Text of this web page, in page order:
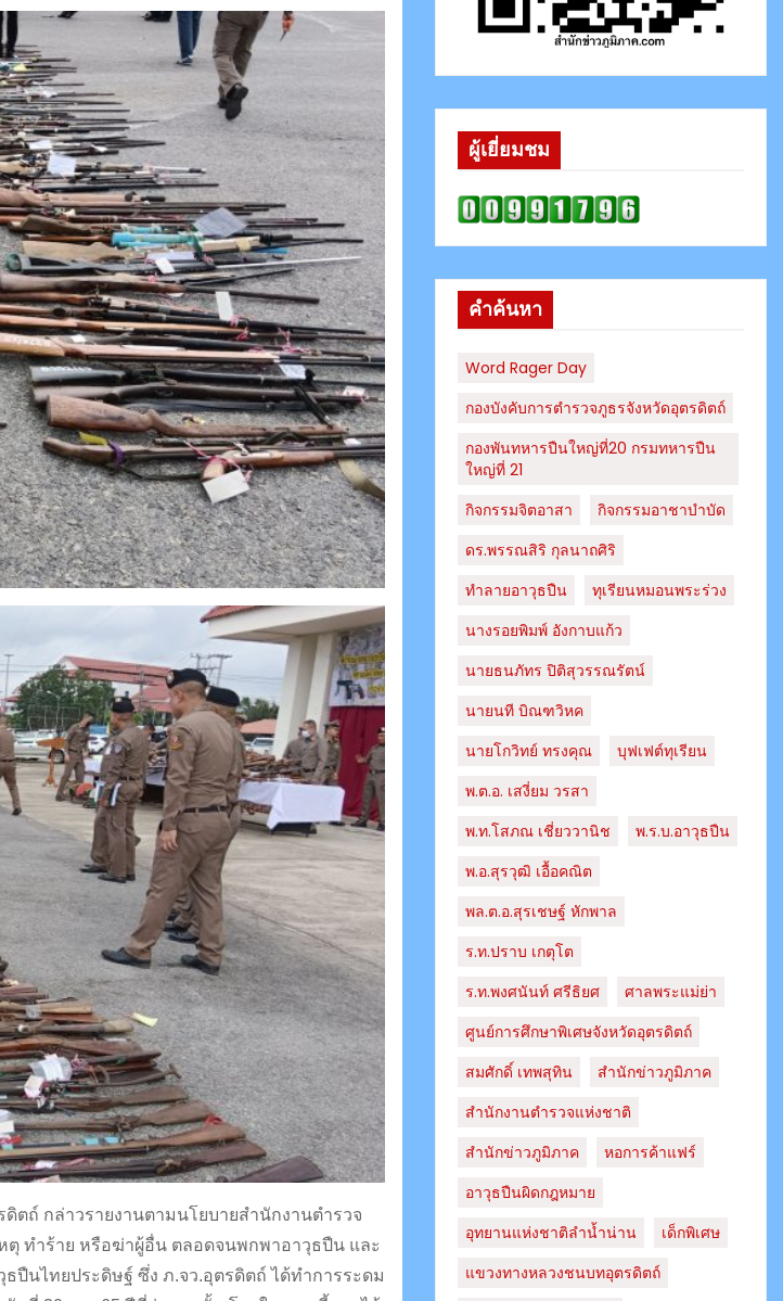
ตถ์ กล่าวรายงานตามนโยบายสำนักงานตำรวจ
ตุ ทำร้าย หรือฆ่าผู้อื่น ตลอดจนพกพาอาวุธปืน และ
ปืนไทยประดิษฐ์ ซึ่ง ภ.จว.อุตรดิตถ์ ได้ทำการระดม
ผู้เยี่ยมชม
คำค้นหา
Word Rager Day
กองบังคับการตำรวจภูธรจังหวัดอุตรดิตถ์
กองพันทหารปืนใหญ่ที่20 กรมทหารปืน
ใหญ่ที่ 21
กิจกรรมจิตอาสา
กิจกรรมอาชาบำบัด
ดร.พรรณสิริ กุลนาถศิริ
ทำลายอาวุธปืน
ทุเรียนหมอนพระร่วง
นางรอยพิมพ์ อังกาบแก้ว
นายธนภัทร​ ปิติสุวรรณ​รัตน์​
นายนที บิณฑวิหค
นายโกวิทย์ ทรงคุณ
บุฟเฟต์ทุเรียน
พ.ต.อ. เสงี่ยม วรสา
พ.ท.โสภณ เชี่ยววานิช
พ.ร.บ.อาวุธปืน
พ.อ.สุรวุฒิ เอื้อคณิต
พล.ต.อ.สุรเชษฐ์ หักพาล
ร.ท.ปราบ เกตุโต
ร.ท.พงศนันท์ ศรีธิยศ
ศาลพระแม่ย่า
ศูนย์การศึกษาพิเศษจังหวัดอุตรดิตถ์
สมศักดิ์ เทพสุทิน
สำนักข่าวภูมิภาค
สำนักงานตำรวจแห่งชาติ
สํานักข่าวภูมิภาค
หอการค้าแฟร์
อาวุธปืนผิดกฎหมาย
อุทยานแห่งชาติลำน้ำน่าน
เด็กพิเศษ
แขวงทางหลวงชนบทอุตรดิตถ์​